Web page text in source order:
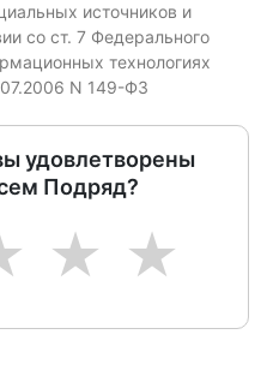
источников и
со ст. 7 Федерального
технологиях
N 149-ФЗ
удовлетворены
Подряд?
5
4